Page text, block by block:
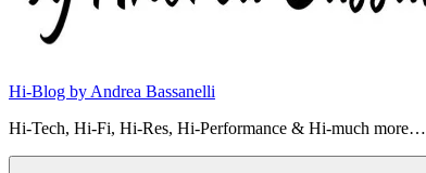
Hi-Blog by Andrea Bassanelli
Hi-Tech, Hi-Fi, Hi-Res, Hi-Performance & Hi-much more…